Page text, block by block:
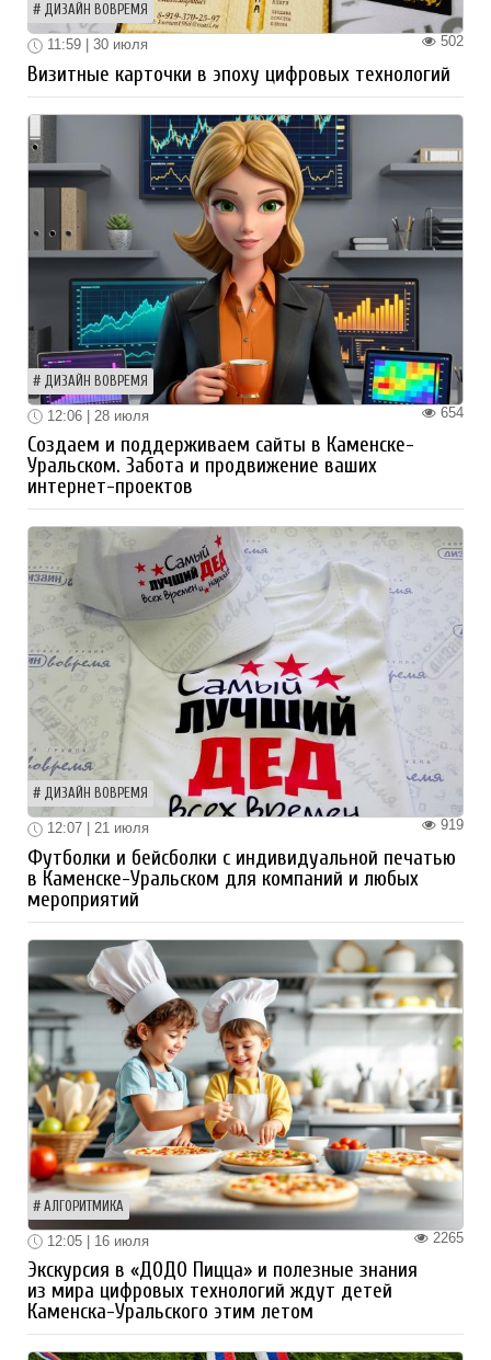
ДИЗАЙН ВОВРЕМЯ
502
11:59 | 30 июля
Визитные карточки в эпоху цифровых технологий
ДИЗАЙН ВОВРЕМЯ
654
12:06 | 28 июля
Создаем и поддерживаем сайты в Каменске-
Уральском. Забота и продвижение ваших
интернет-проектов
ДИЗАЙН ВОВРЕМЯ
919
12:07 | 21 июля
Футболки и бейсболки с индивидуальной печатью
в Каменске-Уральском для компаний и любых
мероприятий
АЛГОРИТМИКА
2265
12:05 | 16 июля
Экскурсия в «ДОДО Пицца» и полезные знания
из мира цифровых технологий ждут детей
Каменска-Уральского этим летом